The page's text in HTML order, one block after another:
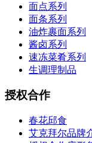
面点系列
面条系列
油炸裹面系列
酱卤系列
速冻菜肴系列
生调理制品
授权合作
春花邱食
艾克拜尔品牌